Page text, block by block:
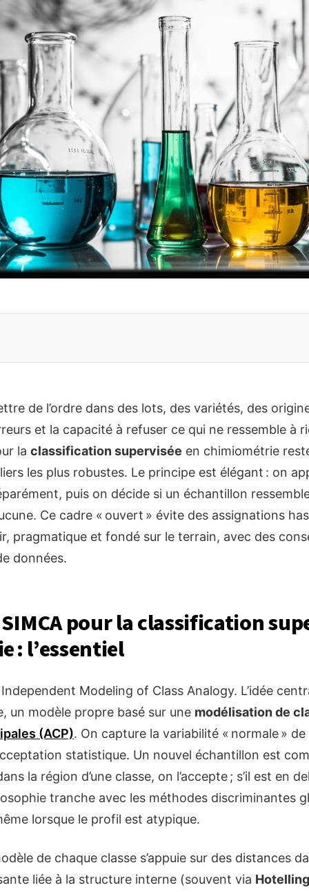
de l’ordre dans des lots, des variétés, des
et la capacité à refuser ce qui ne ressemble à
la classification supervisée en chimiométrie
les plus robustes. Le principe est élégant : on
puis on décide si un échantillon
Ce cadre « ouvert » évite des assignations
pragmatique et fondé sur le terrain, avec des
données.
pour la classification
: l’essentiel
Modeling of Class Analogy. L’idée
un modèle propre basé sur une modélisation de
(ACP). On capture la variabilité « normale »
statistique. Un nouvel échantillon est
la région d’une classe, on l’accepte ; s’il est en
tranche avec les méthodes discriminantes
lorsque le profil est atypique.
de chaque classe s’appuie sur des distances
liée à la structure interne (souvent via